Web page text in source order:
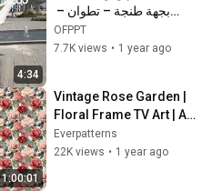
4:34
الحسيمة تشرع في استقبال
المتدربين الشباب - روبورتاج
OFPPT
7.7K views • 1 year ago
1:00:01
Vintage Rose Garden |
Floral Frame TV Art | Art
Screensaver for TV | 1
Scene - 1 Hr
Everpatterns
22K views • 1 year ago